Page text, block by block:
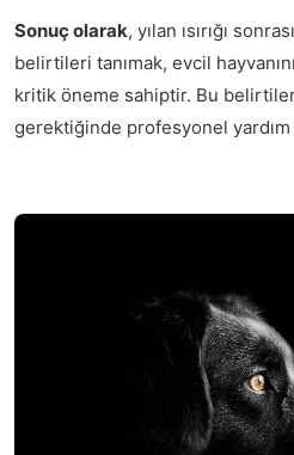
Sonuç olarak, yılan ısırığı
belirtileri tanımak, evcil
kritik öneme sahiptir. Bu
gerektiğinde profesyonel yardım